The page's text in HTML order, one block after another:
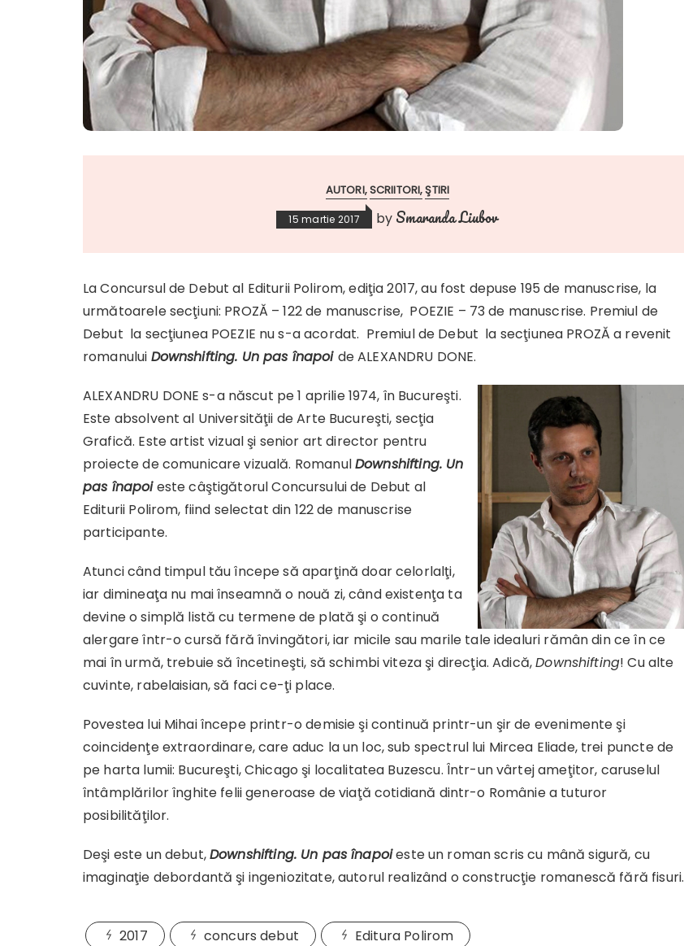
AUTORI SCRIITORI ŞTIRI
15 martie 2017 by Smaranda Liubov
La Concursul de Debut al Editurii Polirom, ediţia 2017, au fost depuse 195 de manuscrise, la
următoarele secţiuni: PROZĂ – 122 de manuscrise, POEZIE – 73 de manuscrise. Premiul de
Debut la secţiunea POEZIE nu s-a acordat. Premiul de Debut la secţiunea PROZĂ a revenit
romanului Downshifting. Un pas înapoi de ALEXANDRU DONE.
ALEXANDRU DONE s-a născut pe 1 aprilie 1974, în Bucureşti.
Este absolvent al Universităţii de Arte Bucureşti, secţia
Grafică. Este artist vizual şi senior art director pentru
proiecte de comunicare vizuală. RomanulDownshifting. Un
pas înapoieste câştigătorul Concursului de Debut al
Editurii Polirom, fiind selectat din 122 de manuscrise
participante.
Atunci când timpul tău începe să aparţină doar celorlalţi,
iar dimineaţa nu mai înseamnă o nouă zi, când existenţa ta
devine o simplă listă cu termene de plată şi o continuă
alergare într-o cursă fără învingători, iar micile sau marile tale idealuri rămân din ce în ce
mai în urmă, trebuie să încetineşti, să schimbi viteza şi direcţia. Adică,Downshifting! Cu alte
cuvinte, rabelaisian, să faci ce-ţi place.
Povestea lui Mihai începe printr-o demisie şi continuă printr-un şir de evenimente şi
coincidenţe extraordinare, care aduc la un loc, sub spectrul lui Mircea Eliade, trei puncte de
pe harta lumii: Bucureşti, Chicago şi localitatea Buzescu. Într-un vârtej ameţitor, caruselul
întâmplărilor înghite felii generoase de viaţă cotidiană dintr-o Românie a tuturor
posibilităţilor.
Deşi este un debut,Downshifting. Un pas înapoieste un roman scris cu mână sigură, cu
imaginaţie debordantă şi ingeniozitate, autorul realizând o construcţie romanescă fără fisuri.
2017 concurs debut Editura Polirom